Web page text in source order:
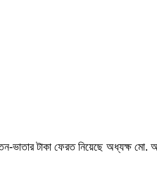
ভাতার টাকা ফেরত নিয়েছে অধ্যক্ষ